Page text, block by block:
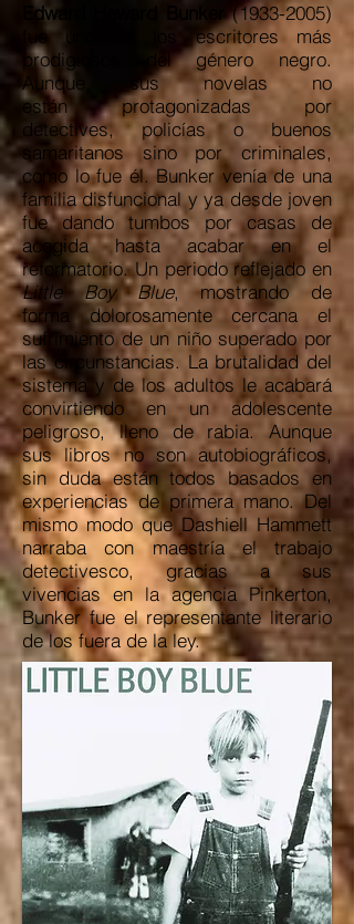
Edward Heward Bunker (1933-2005)
fue uno de los escritores más
prodigiosos del género negro.
Aunque sus novelas no
están protagonizadas por
detectives, policías o buenos
samaritanos sino por criminales,
como lo fue él. Bunker venía de una
familia disfuncional y ya desde joven
fue dando tumbos por casas de
acogida hasta acabar en el
reformatorio. Un periodo reflejado en
Little Boy Blue, mostrando de
forma dolorosamente cercana el
sufrimiento de un niño superado por
las circunstancias. La brutalidad del
sistema y de los adultos le acabará
convirtiendo en un adolescente
peligroso, lleno de rabia. Aunque
sus libros no son autobiográficos,
sin duda están todos basados en
experiencias de primera mano. Del
mismo modo que Dashiell Hammett
narraba con maestría el trabajo
detectivesco, gracias a sus
vivencias en la agencia Pinkerton,
Bunker fue el representante literario
de los fuera de la ley.